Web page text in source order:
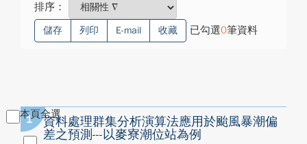
排序：
儲存 列印 E-mail 收藏 已勾選0筆資料
本頁全選
1
資料處理群集分析演算法應用於颱風暴潮偏
差之預測---以麥寮潮位站為例